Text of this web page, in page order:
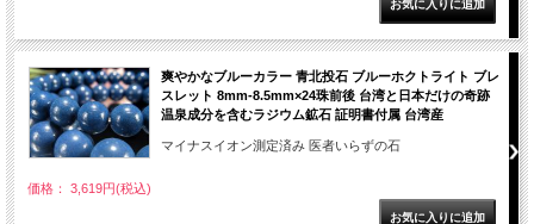
爽やかなブルーカラー 青北投石 ブルーホクトライト ブレ
スレット 8mm-8.5mm×24珠前後 台湾と日本だけの奇跡
温泉成分を含むラジウム鉱石 証明書付属 台湾産
マイナスイオン測定済み 医者いらずの石
価格： 3,619円(税込)